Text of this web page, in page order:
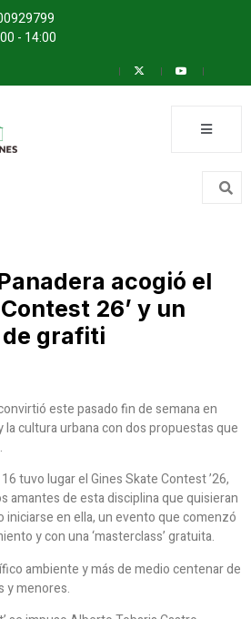
- 14:00
acogió el
26’ y un
grafiti
este pasado fin de semana en
cultura urbana con dos propuestas que
tuvo lugar el Gines Skate Contest ’26,
amantes de esta disciplina que quisieran
en ella, un evento que comenzó
y con una ‘masterclass’ gratuita.
ambiente y más de medio centenar de
y menores.